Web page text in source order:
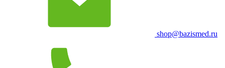
shop@bazismed.ru